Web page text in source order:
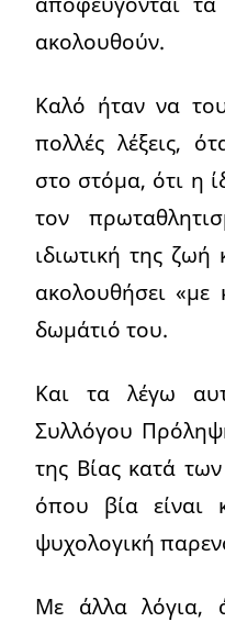
ακολουθούν.
Καλό ήταν να
πολλές λέξεις,
στο στόμα, ότι η
τον
ιδιωτική της
ακολουθήσει «με
δωμάτιό του.
Και τα λέγω
Συλλόγου
της Βίας κατά
όπου βία είναι
ψυχολογική
Με άλλα λόγια,